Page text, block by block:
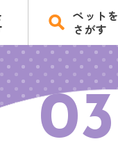
ペットを
さがす
03